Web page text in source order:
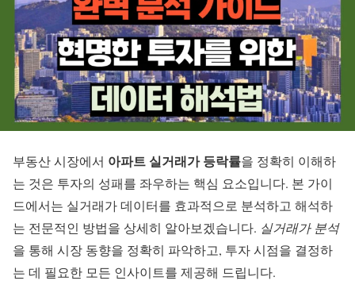
부동산 시장에서 아파트 실거래가 등락률을 정확히 이해하
는 것은 투자의 성패를 좌우하는 핵심 요소입니다. 본 가이
드에서는 실거래가 데이터를 효과적으로 분석하고 해석하
는 전문적인 방법을 상세히 알아보겠습니다. 실거래가 분석
을 통해 시장 동향을 정확히 파악하고, 투자 시점을 결정하
는 데 필요한 모든 인사이트를 제공해 드립니다.